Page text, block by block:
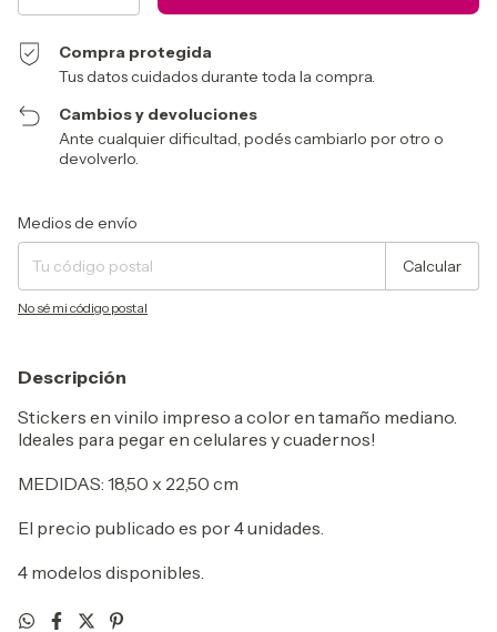
Compra protegida
Tus datos cuidados durante toda la compra.
Cambios y devoluciones
Ante cualquier dificultad, podés cambiarlo por otro o
devolverlo.
Entregas para el CP:
Medios de envío
Calcular
No sé mi código postal
Descripción
Stickers en vinilo impreso a color en tamaño mediano.
Ideales para pegar en celulares y cuadernos!
MEDIDAS: 18,50 x 22,50 cm
El precio publicado es por 4 unidades.
4 modelos disponibles.